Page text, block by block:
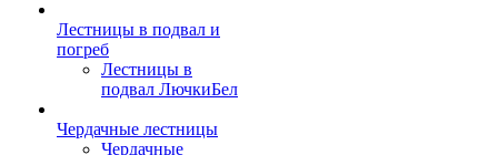
Лестницы в подвал и
погреб
Лестницы в
подвал ЛючкиБел
Чердачные лестницы
Чердачные